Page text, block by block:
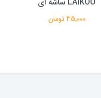
35,000 تومان